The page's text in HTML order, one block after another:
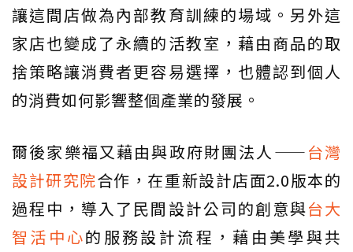
讓這間店做為內部教育訓練的場域。另外這
家店也變成了永續的活教室，藉由商品的取
捨策略讓消費者更容易選擇，也體認到個人
的消費如何影響整個產業的發展。
爾後家樂福又藉由與政府財團法人——台灣
設計研究院合作，在重新設計店面2.0版本的
過程中，導入了民間設計公司的創意與台大
智活中心的服務設計流程，藉由美學與共